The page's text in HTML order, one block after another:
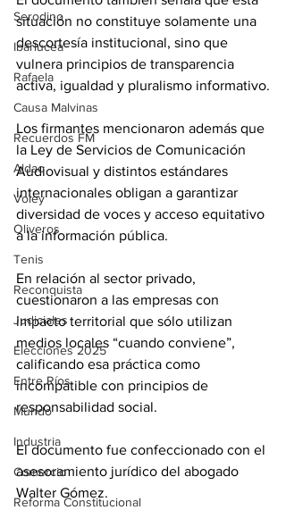
Serodino
Ibarlucea
Rafaela
Causa Malvinas
Recuerdos FM
Aldao
Voley
Oliveros
Tenis
Reconquista
Judiciales
Elecciones 2025
Entre Ríos
Mundo
Industria
Comercio
Reforma Constitucional
situación no constituye solamente una
descortesía institucional, sino que
vulnera principios de transparencia
activa, igualdad y pluralismo informativo.
Los firmantes mencionaron además que
la Ley de Servicios de Comunicación
Audiovisual y distintos estándares
internacionales obligan a garantizar
diversidad de voces y acceso equitativo
a la información pública.
En relación al sector privado,
cuestionaron a las empresas con
impacto territorial que sólo utilizan
medios locales “cuando conviene”,
calificando esa práctica como
incompatible con principios de
responsabilidad social.
El documento fue confeccionado con el
asesoramiento jurídico del abogado
Walter Gómez.